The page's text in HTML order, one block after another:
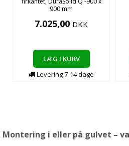
900 mm
7.025,00 DKK
LÆG I KURV
Levering7-14dage
Montering i eller på gulvet –